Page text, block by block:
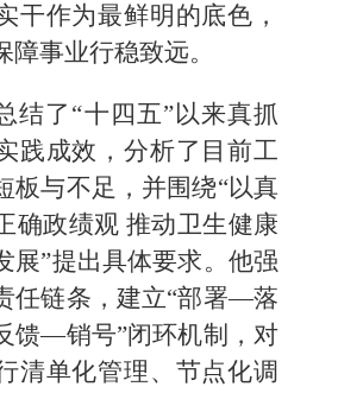
干作为最鲜明的底色，
障事业行稳致远。
结了“十四五”以来真抓
践成效，分析了目前工
板与不足，并围绕“以真
确政绩观 推动卫生健康
展”提出具体要求。他强
任链条，建立“部署—落
—销号”闭环机制，对
清单化管理、节点化调